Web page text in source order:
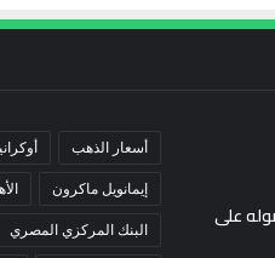
على
أسعار الذهب
إيمانويل ماكرون
البنك المركزي المصري